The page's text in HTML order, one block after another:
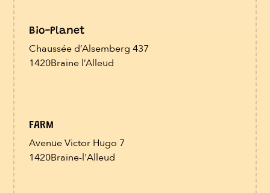
Bio-Planet
Chaussée d’Alsemberg 437
1420Braine l’Alleud
FARM
Avenue Victor Hugo 7
1420Braine-l'Alleud